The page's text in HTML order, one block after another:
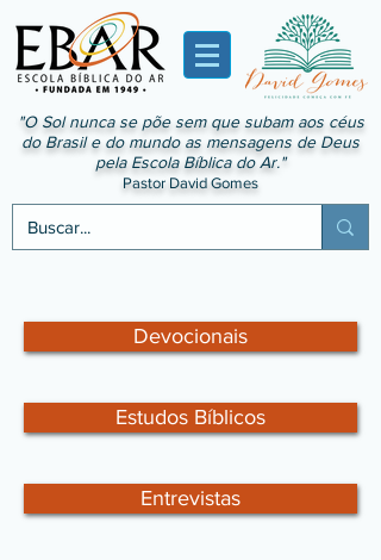
"O Sol nunca se põe sem que subam aos céus
do Brasil e do mundo as mensagens de Deus
pela Escola Bíblica do Ar."
Pastor David Gomes
Devocionais
Estudos Bíblicos
Entrevistas